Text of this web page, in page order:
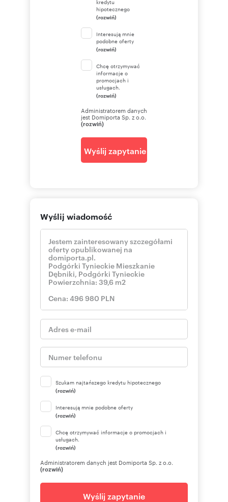
kredytu
hipotecznego
(rozwiń)
Interesują mnie
podobne oferty
(rozwiń)
Chcę otrzymywać
informacje o
promocjach i
usługach.
(rozwiń)
Administratorem danych
jest Domiporta Sp. z o.o.
(rozwiń)
Wyślij zapytanie
Wyślij wiadomość
Szukam najtańszego kredytu hipotecznego
(rozwiń)
Interesują mnie podobne oferty
(rozwiń)
Chcę otrzymywać informacje o promocjach i
usługach.
(rozwiń)
Administratorem danych jest Domiporta Sp. z o.o.
(rozwiń)
Wyślij zapytanie